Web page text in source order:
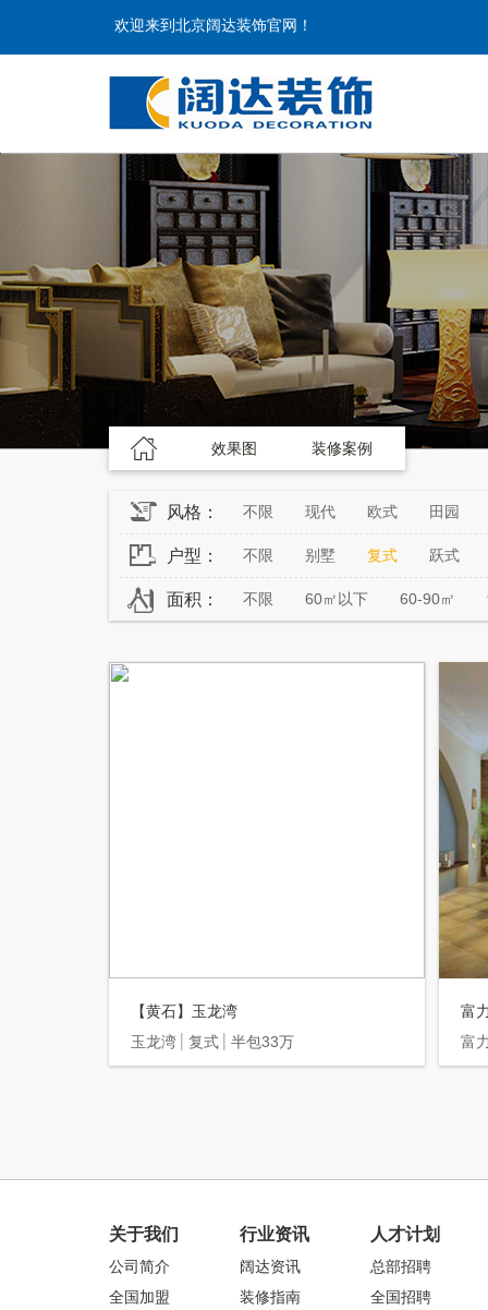
欢迎来到北京阔达装饰官网！
效果图 装修案例
风格： 不限 现代 欧式 田园
户型： 不限 别墅 复式 跃式
面积： 不限 60㎡以下 60-90㎡
【黄石】玉龙湾
玉龙湾
复式 半包33万
富
富
关于我们
公司简介
全国加盟
行业资讯
阔达资讯
装修指南
人才计划
总部招聘
全国招聘